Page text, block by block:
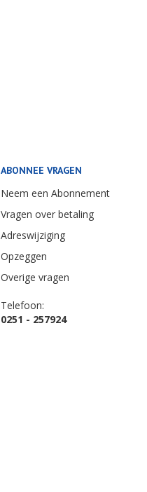
ABONNEE VRAGEN
Neem een Abonnement
Vragen over betaling
Adreswijziging
Opzeggen
Overige vragen
Telefoon:
0251 - 257924